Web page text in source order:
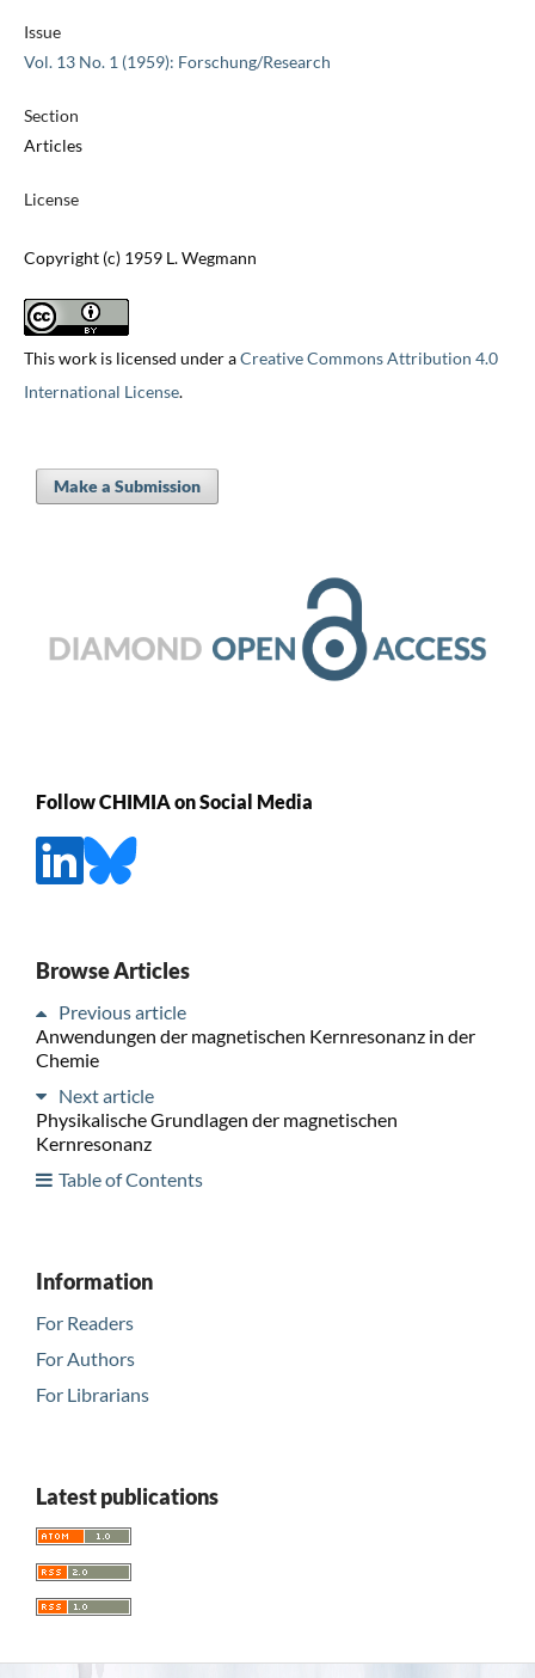
Issue
Vol. 13 No. 1 (1959): Forschung/Research
Section
Articles
License
Copyright (c) 1959 L. Wegmann
This work is licensed under aCreative Commons Attribution 4.0
International License.
Make a Submission
Follow CHIMIA on Social Media
Browse Articles
Previous article
Anwendungen der magnetischen Kernresonanz in der
Chemie
Next article
Physikalische Grundlagen der magnetischen
Kernresonanz
Table of Contents
Information
For Readers
For Authors
For Librarians
Latest publications